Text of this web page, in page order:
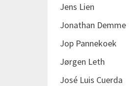
Jens Lien
Jonathan Demme
Jop Pannekoek
Jørgen Leth
José Luis Cuerda